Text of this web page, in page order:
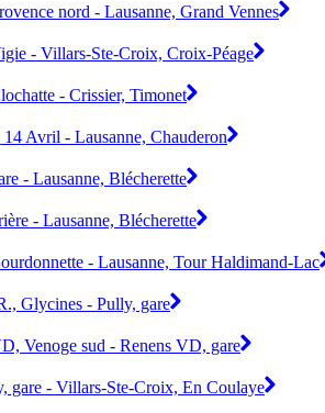
nord - Lausanne, Grand Vennes
- Villars-Ste-Croix, Croix-Péage
- Crissier, Timonet
Avril - Lausanne, Chauderon
- Lausanne, Blécherette
- Lausanne, Blécherette
- Lausanne, Tour Haldimand-Lac
Glycines - Pully, gare
Venoge sud - Renens VD, gare
gare - Villars-Ste-Croix, En Coulaye